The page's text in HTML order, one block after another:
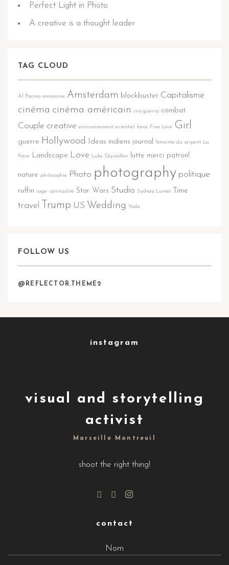
Perfect Light in Photo
A creative is a thought leader
TAG CLOUD
Al Pacino amazonie Amsterdam blockbuster Capitalisme
cinéma cinéma américain ciro guerra combat
Couple creative environnement essentiel force Free Love Girl
guerre Hollywood Ideas indiens journal l'étreinte du serpent La
Force Landscape Love Luke Skywalker lutte merci patron!
nature philosophie Photo photography politique
ruffin sage spiritualité Star Wars Studio Sydney Lumet Time
travel Trump US Wedding Yoda
FOLLOW US
@REFLECTOR.THEME2
instagram
visual and storytelling
activist
Marseille Montreuil
shoot the right thing!
contact